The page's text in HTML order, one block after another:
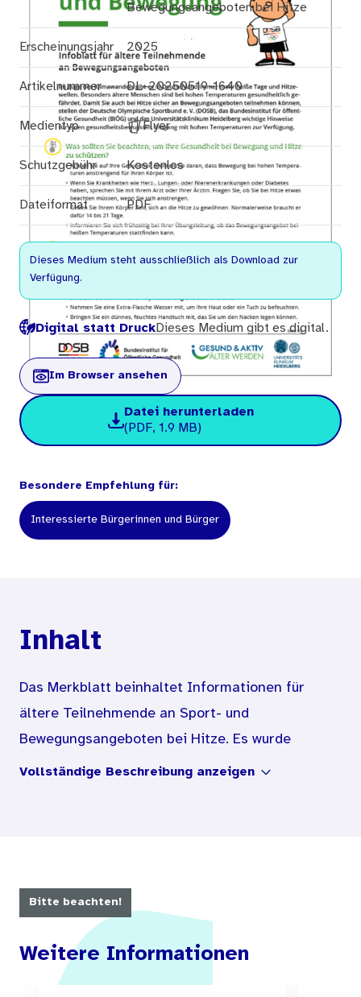
Bewegungsangeboten bei Hitze
Erscheinungsjahr 2025
Artikelnummer DL-20250519-1640
Medientyp Flyer
Schutzgebühr Kostenlos
Dateiformat PDF
Dieses Medium steht ausschließlich als Download zur
Verfügung.
Digital statt DruckDieses Medium gibt es digital.
Im Browser ansehen
Datei herunterladen
(PDF, 1.9 MB)
Besondere Empfehlung für:
Interessierte Bürgerinnen und Bürger
Inhalt
Das Merkblatt beinhaltet Informationen für
ältere Teilnehmende an Sport- und
Bewegungsangeboten bei Hitze. Es wurde
gemeinsam von dem Bundesinstitut für
Vollständige Beschreibung anzeigen
Bitte beachten!
Weitere Informationen